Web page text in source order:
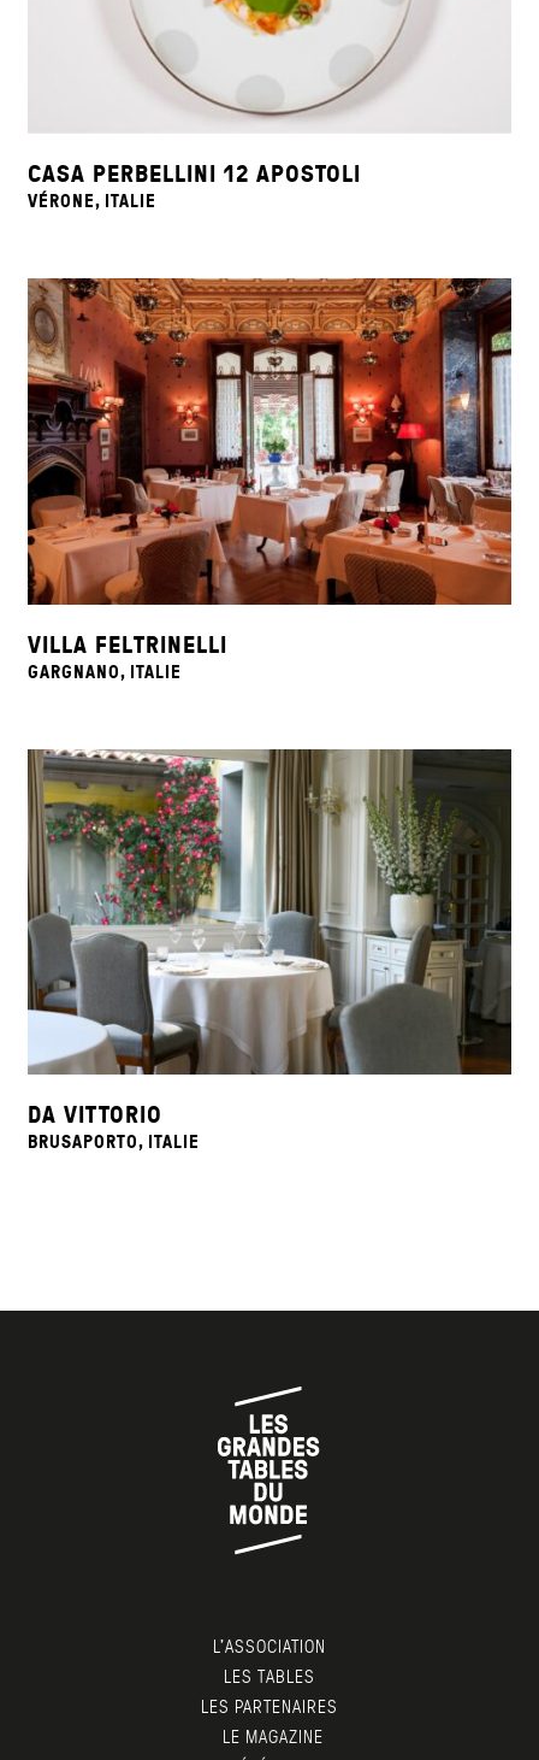
CASA PERBELLINI 12 APOSTOLI
VÉRONE, ITALIE
VILLA FELTRINELLI
GARGNANO, ITALIE
DA VITTORIO
BRUSAPORTO, ITALIE
L’ASSOCIATION
LES TABLES
LES PARTENAIRES
LE MAGAZINE